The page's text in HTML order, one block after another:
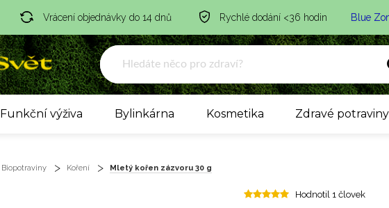
Vrácení objednávky do 14 dnů Rychlé dodání <36 hodin Blue
Funkční výživa Bylinkárna Kosmetika Zdravé potraviny
Biopotraviny Koření Mletý kořen zázvoru 30 g
Hodnotil 1 človek